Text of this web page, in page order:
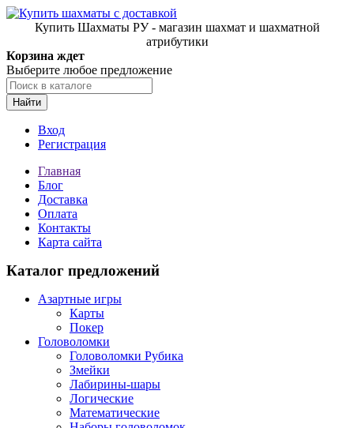
Купить Шахматы РУ - магазин шахмат и шахматной
атрибутики
Корзина ждет
Выберите любое предложение
Найти
Вход
Регистрация
Главная
Блог
Доставка
Оплата
Контакты
Карта сайта
Каталог предложений
Азартные игры
Карты
Покер
Головоломки
Головоломки Рубика
Змейки
Лабирины-шары
Логические
Математические